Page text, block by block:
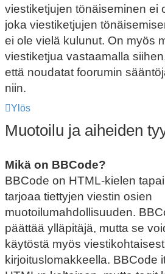
viestiketjujen tönäiseminen ei
joka viestiketjujen
ei ole vielä kulunut. On myös
viestiketjua vastaamalla
että noudatat foorumin
niin.
Ylös
Muotoilu ja aiheiden
Mikä on BBCode?
BBCode on HTML-kielen
tarjoaa tiettyjen viestin osien
muotoilumahdollisuuden.
päättää ylläpitäjä, mutta se
käytöstä myös
kirjoituslomakkeella. BBCode